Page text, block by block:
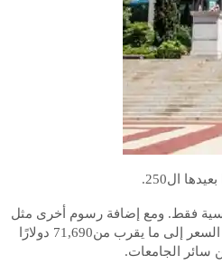
ال250.
حوالي 27,674$ مقابل الرسوم الدراسية فقط. ومع إضافة رسوم أخرى مثل
تكلفة الغرفة والطعام ورسوم الصيانة والخدمات الصحية والأنشطة الطلابية، يصل السعر إلى ما يقرب من71,690 دولارًا
سائر الجامعات.